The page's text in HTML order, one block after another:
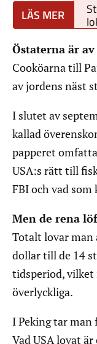
Östaterna är
Cooköarna till
av jordens näst
I slutet av
kallad
papperet
USA:s rätt till
FBI och vad som
Men de rena
Totalt lovar
dollar till de 14
tidsperiod, vilket
överlyckliga.
I Peking tar
Vad USA lovat